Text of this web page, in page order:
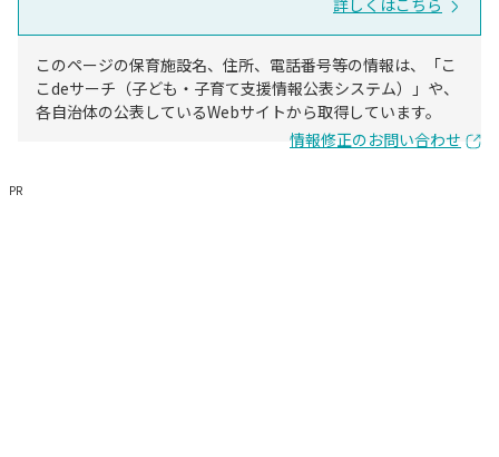
詳しくはこちら
このページの保育施設名、住所、電話番号等の情報は、「こ
こdeサーチ（子ども・子育て支援情報公表システム）」や、
各自治体の公表しているWebサイトから取得しています。
情報修正のお問い合わせ
PR